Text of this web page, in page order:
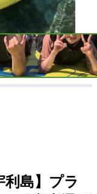
利島】プラ